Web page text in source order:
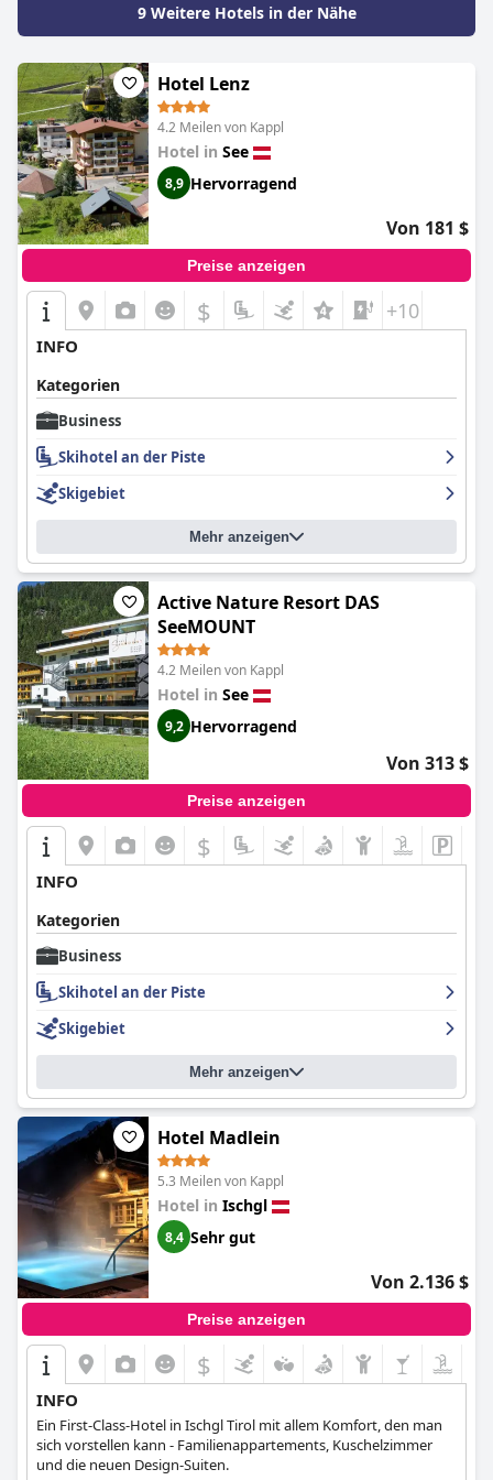
9 Weitere Hotels in der Nähe
Hotel Lenz
4.2 Meilen von Kappl
Hotel in See
8,9 Hervorragend
Von 181 $
Preise anzeigen
$ +10
INFO
Kategorien
Business
Skihotel an der Piste
Skigebiet
Mehr anzeigen
Active Nature Resort DAS
SeeMOUNT
4.2 Meilen von Kappl
Hotel in See
9,2 Hervorragend
Von 313 $
Preise anzeigen
$
INFO
Kategorien
Business
Skihotel an der Piste
Skigebiet
Mehr anzeigen
Hotel Madlein
5.3 Meilen von Kappl
Hotel in Ischgl
8,4 Sehr gut
Von 2.136 $
Preise anzeigen
$
INFO
Ein First-Class-Hotel in Ischgl Tirol mit allem Komfort, den man
sich vorstellen kann - Familienappartements, Kuschelzimmer
und die neuen Design-Suiten.